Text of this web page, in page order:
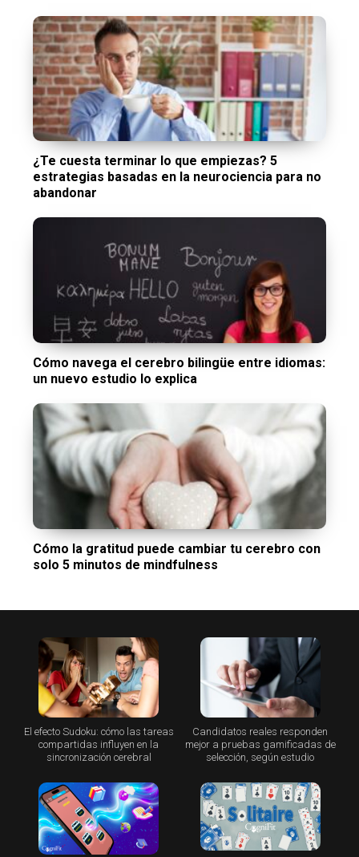
¿Te cuesta terminar lo que empiezas? 5
estrategias basadas en la neurociencia para no
abandonar
Cómo navega el cerebro bilingüe entre idiomas:
un nuevo estudio lo explica
Cómo la gratitud puede cambiar tu cerebro con
solo 5 minutos de mindfulness
El efecto Sudoku: cómo las tareas
compartidas influyen en la
sincronización cerebral
Candidatos reales responden
mejor a pruebas gamificadas de
selección, según estudio